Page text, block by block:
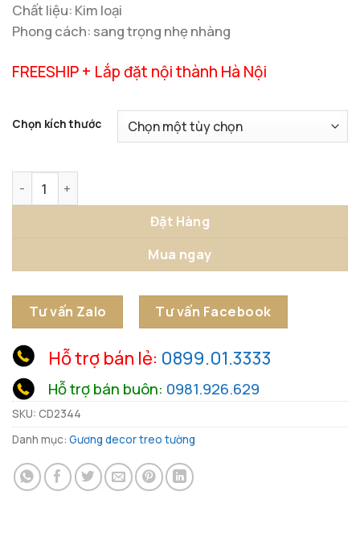
Chất liệu: Kim loại
Phong cách: sang trọng nhẹ nhàng
FREESHIP + Lắp đặt nội thành Hà Nội
Chọn kích thước
Đặt Hàng
Mua ngay
Tư vấn Zalo Tư vấn Facebook
Hỗ trợ bán lẻ: 0899.01.3333
Hỗ trợ bán buôn: 0981.926.629
SKU: CD2344
Danh mục: Gương decor treo tường